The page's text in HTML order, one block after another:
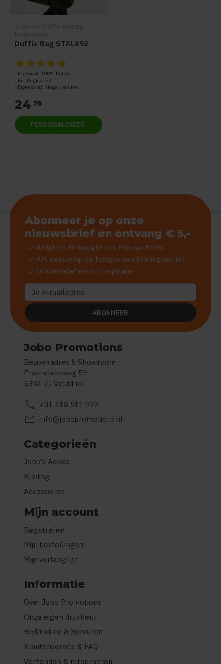
Duffle Bag STAU892
De beoordeling van dit product is
Materiaal: 100% Katoen
Fit: Regular Fit
Eigenschap: Hoge kwaliteit
24 76
PERSONALISEER
Jobo Promotions
Bezoekadres & Showroom
Provincialeweg 59
5334 JD Velddriel
call +31 418 511 972
mail info@jobopromotions.nl
Categorieën
Jobo's Advies
Kleding
Accessoires
Mijn account
Registreren
Mijn bestellingen
Mijn verlanglijst
Informatie
Over Jobo Promotions
Onze eigen drukkerij
Bedrukken & Borduren
Klantenservice & FAQ
Verzenden & retourneren
Abonneer je op onze
nieuwsbrief en ontvang € 5,-
check Altijd op de hoogte van nieuwe items
check Als eerste op de hoogte van kortingsacties
check Informatief en vol inspiratie
ABONNEER